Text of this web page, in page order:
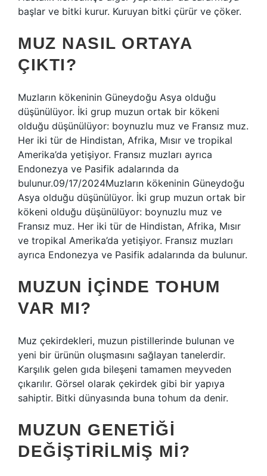
başlar ve bitki kurur. Kuruyan bitki çürür ve çöker.
MUZ NASIL ORTAYA
ÇIKTI?
Muzların kökeninin Güneydoğu Asya olduğu
düşünülüyor. İki grup muzun ortak bir kökeni
olduğu düşünülüyor: boynuzlu muz ve Fransız muz.
Her iki tür de Hindistan, Afrika, Mısır ve tropikal
Amerika’da yetişiyor. Fransız muzları ayrıca
Endonezya ve Pasifik adalarında da
bulunur.09/17/2024Muzların kökeninin Güneydoğu
Asya olduğu düşünülüyor. İki grup muzun ortak bir
kökeni olduğu düşünülüyor: boynuzlu muz ve
Fransız muz. Her iki tür de Hindistan, Afrika, Mısır
ve tropikal Amerika’da yetişiyor. Fransız muzları
ayrıca Endonezya ve Pasifik adalarında da bulunur.
MUZUN IÇINDE TOHUM
VAR MI?
Muz çekirdekleri, muzun pistillerinde bulunan ve
yeni bir ürünün oluşmasını sağlayan tanelerdir.
Karşılık gelen gıda bileşeni tamamen meyveden
çıkarılır. Görsel olarak çekirdek gibi bir yapıya
sahiptir. Bitki dünyasında buna tohum da denir.
MUZUN GENETIĞI
DEĞIŞTIRILMIŞ MI?